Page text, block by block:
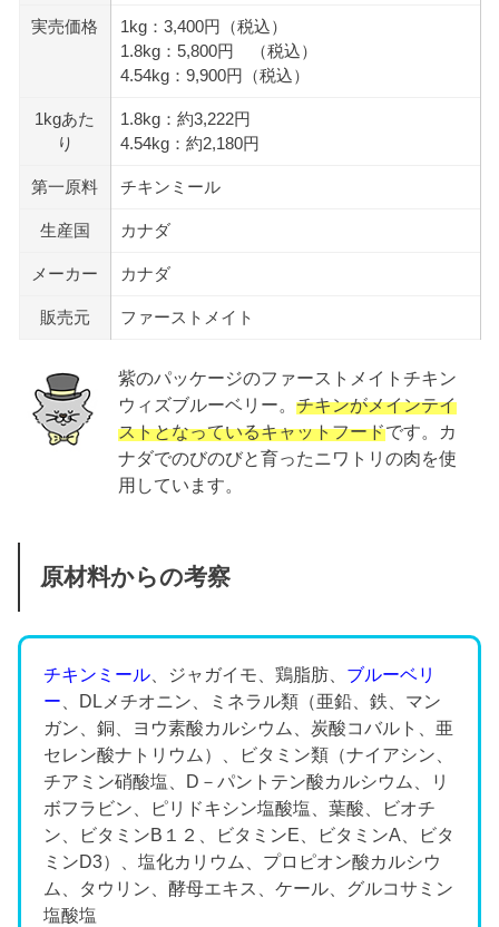
実売価格
1kg：3,400円（税込）
1.8kg：5,800円 （税込）
4.54kg：9,900円（税込）
1kgあた
り
1.8kg：約3,222円
4.54kg：約2,180円
第一原料 チキンミール
生産国 カナダ
メーカー カナダ
販売元 ファーストメイト
紫のパッケージのファーストメイトチキン
ウィズブルーベリー。チキンがメインテイ
ストとなっているキャットフードです。カ
ナダでのびのびと育ったニワトリの肉を使
用しています。
原材料からの考察
チキンミール 、ジャガイモ、鶏脂肪、 ブルーベリ
ー 、DLメチオニン、ミネラル類（亜鉛、鉄、マン
ガン、銅、ヨウ素酸カルシウム、炭酸コバルト、亜
セレン酸ナトリウム）、ビタミン類（ナイアシン、
チアミン硝酸塩、D－パントテン酸カルシウム、リ
ボフラビン、ピリドキシン塩酸塩、葉酸、ビオチ
ン、ビタミンB１２、ビタミンE、ビタミンA、ビタ
ミンD3）、塩化カリウム、プロピオン酸カルシウ
ム、タウリン、酵母エキス、ケール、グルコサミン
塩酸塩